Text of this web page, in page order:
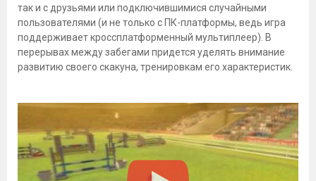
так и с друзьями или подключившимися случайными
пользователями (и не только с ПК-платформы, ведь игра
поддерживает кроссплатформенный мультиплеер). В
перерывах между забегами придется уделять внимание
развитию своего скакуна, тренировкам его характеристик.